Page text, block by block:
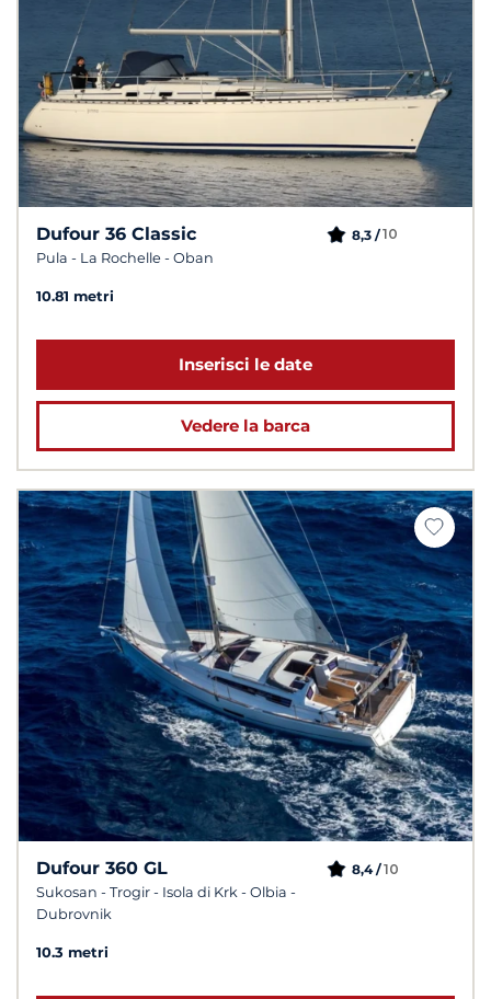
Dufour 36 Classic
Pula - La Rochelle - Oban
8,3 /10
10.81 metri
Inserisci le date
Vedere la barca
Dufour 360 GL
Sukosan - Trogir - Isola di Krk - Olbia -
Dubrovnik
8,4 /10
10.3 metri